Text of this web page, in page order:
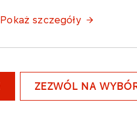
Pokaż szczegóły
ZEZWÓL NA